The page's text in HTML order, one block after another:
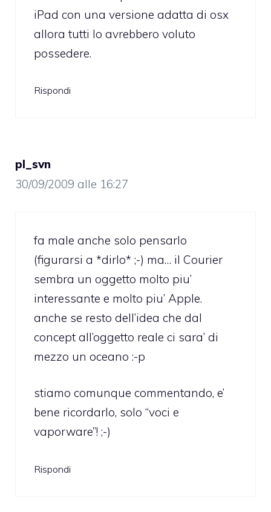
iPad con una versione adatta di osx
allora tutti lo avrebbero voluto
possedere.
Rispondi
pl_svn
30/09/2009 alle 16:27
fa male anche solo pensarlo
(figurarsi a *dirlo* ;-) ma… il Courier
sembra un oggetto molto piu’
interessante e molto piu’ Apple.
anche se resto dell’idea che dal
concept all’oggetto reale ci sara’ di
mezzo un oceano :-p
stiamo comunque commentando, e’
bene ricordarlo, solo “voci e
vaporware”! ;-)
Rispondi